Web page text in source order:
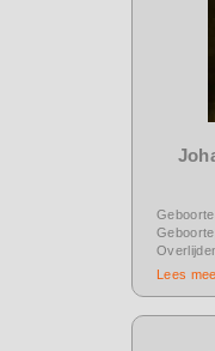
Lees